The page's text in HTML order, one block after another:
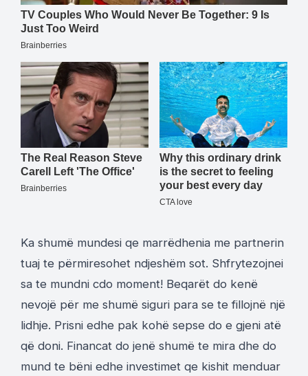
Ka shumë mundesi qe marrëdhenia me partnerin
tuaj te përmiresohet ndjeshëm sot. Shfrytezojnei
sa te mundni cdo moment! Beqarët do kenë
nevojë për me shumë siguri para se te fillojnë një
lidhje. Prisni edhe pak kohë sepse do e gjeni atë
që doni. Financat do jenë shumë te mira dhe do
mund te bëni edhe investimet qe kishit menduar